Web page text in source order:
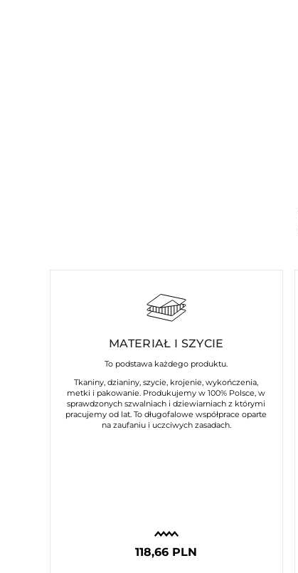
MATERIAŁ I SZYCIE
To podstawa każdego produktu.
Tkaniny, dzianiny, szycie, krojenie, wykończenia,
metki i pakowanie. Produkujemy w 100% Polsce, w
sprawdzonych szwalniach i dziewiarniach z którymi
pracujemy od lat. To długofalowe współprace oparte
na zaufaniu i uczciwych zasadach.
118,66 PLN